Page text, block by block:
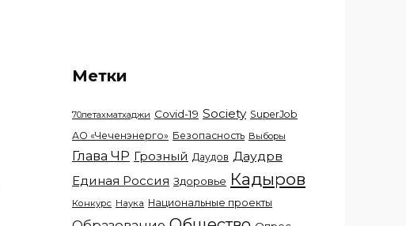
Метки
70летахматхаджи Covid-19 Society SuperJob
АО «Чеченэнерго» Безопасность Выборы
Глава ЧР Грозный Даудов Даудрв
Единая Россия Здоровье Кадыров
Конкурс Наука Национальные проекты